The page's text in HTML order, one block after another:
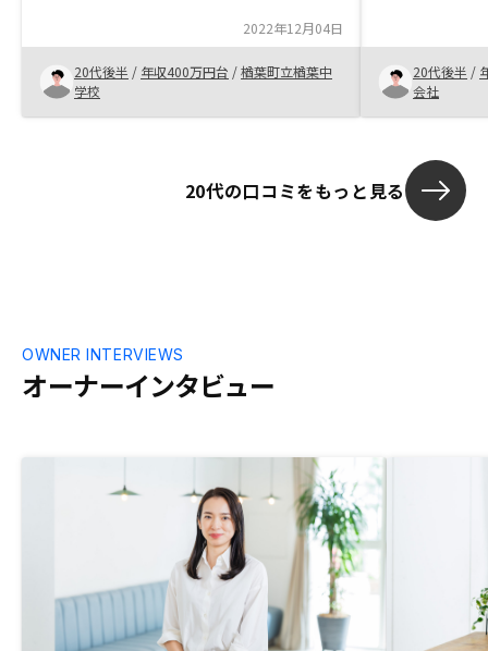
していただきました。「未来の自分への投
資」と考えて、その時を楽しみにしたいと
思います。
2022年12月04日
20代後半 / 年収400万円台 /楢葉町立楢葉中
学校
て、対面での
つスムーズで
より具体的に
があるかと思
20代後半 /
会社
20代の口コミをもっと見る
オーナーインタビュー
OWNER INTERVIEWS